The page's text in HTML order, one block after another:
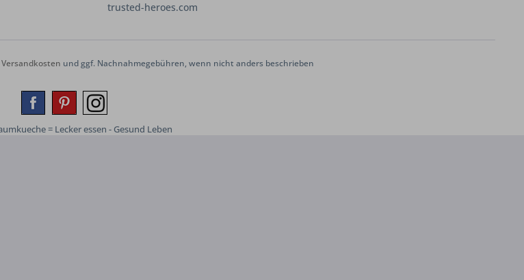
trusted-heroes.com
Versandkosten und ggf. Nachnahmegebühren, wenn nicht anders beschrieben
= Lecker essen - Gesund Leben